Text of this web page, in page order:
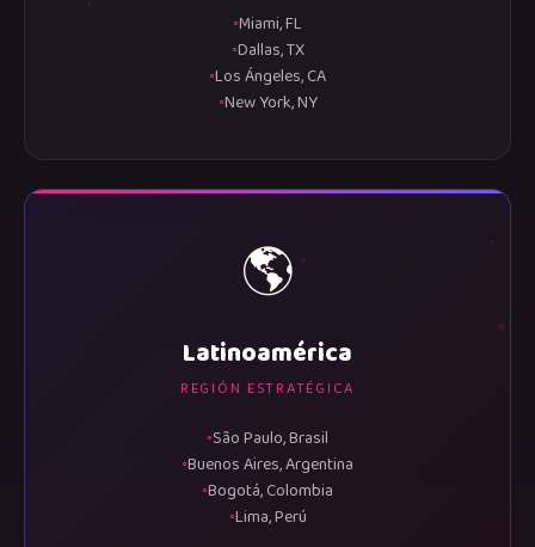
Miami, FL
Dallas, TX
Los Ángeles, CA
New York, NY
🌎
Latinoamérica
REGIÓN ESTRATÉGICA
São Paulo, Brasil
Buenos Aires, Argentina
Bogotá, Colombia
Lima, Perú